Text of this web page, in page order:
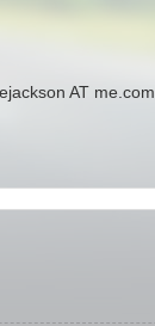
AT me.com